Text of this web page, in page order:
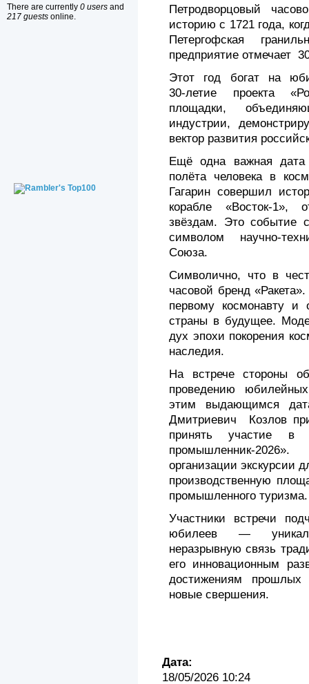
There are currently 0 users and
217 guests online.
Петродворцовый
историю с 1721 года,
Петергофская
предприятие отмечает
Этот год богат на
30‑летие проекта
площадки,
индустрии,
вектор развития
Ещё одна важная дата
полёта человека в
Гагарин совершил
корабле «Восток‑1»,
звёздам. Это событие
символом
Союза.
Символично, что в
часовой бренд
первому космонавту и
страны в будущее.
дух эпохи покорения
наследия.
На встрече стороны
проведению
этим выдающимся
Дмитриевич Козлов
принять участие в
промышленник-
организации экскурсии
производственную
промышленного туризма.
Участники встречи
юбилеев —
неразрывную связь
его инновационным
достижениям
новые свершения.
Дата:
18/05/2026 10:24